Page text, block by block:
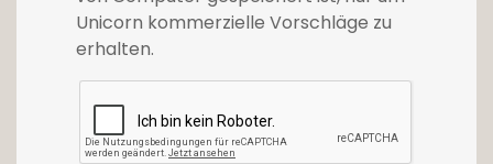
Unicorn kommerzielle Vorschläge zu
erhalten.